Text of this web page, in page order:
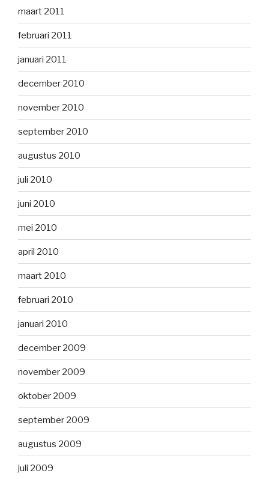
maart 2011
februari 2011
januari 2011
december 2010
november 2010
september 2010
augustus 2010
juli 2010
juni 2010
mei 2010
april 2010
maart 2010
februari 2010
januari 2010
december 2009
november 2009
oktober 2009
september 2009
augustus 2009
juli 2009